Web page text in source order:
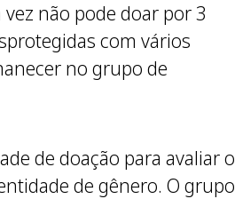
não pode doar por 3
com vários
no grupo de
de doação para avaliar o
de gênero. O grupo